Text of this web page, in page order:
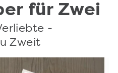
für Zwei
-
Zweit